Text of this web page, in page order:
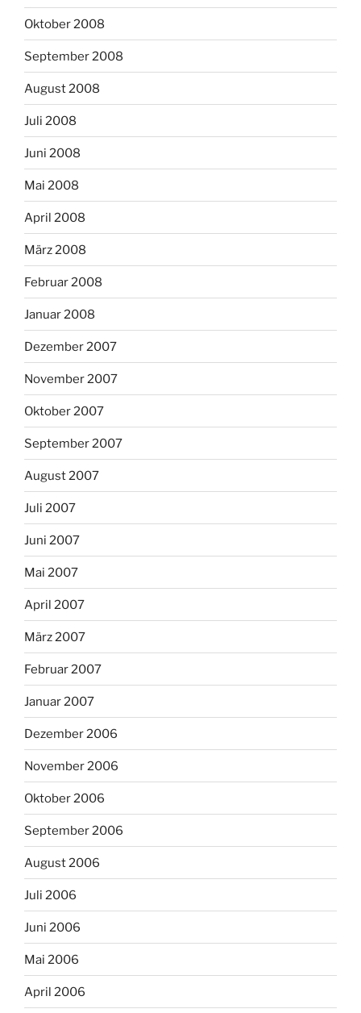
Oktober 2008
September 2008
August 2008
Juli 2008
Juni 2008
Mai 2008
April 2008
März 2008
Februar 2008
Januar 2008
Dezember 2007
November 2007
Oktober 2007
September 2007
August 2007
Juli 2007
Juni 2007
Mai 2007
April 2007
März 2007
Februar 2007
Januar 2007
Dezember 2006
November 2006
Oktober 2006
September 2006
August 2006
Juli 2006
Juni 2006
Mai 2006
April 2006